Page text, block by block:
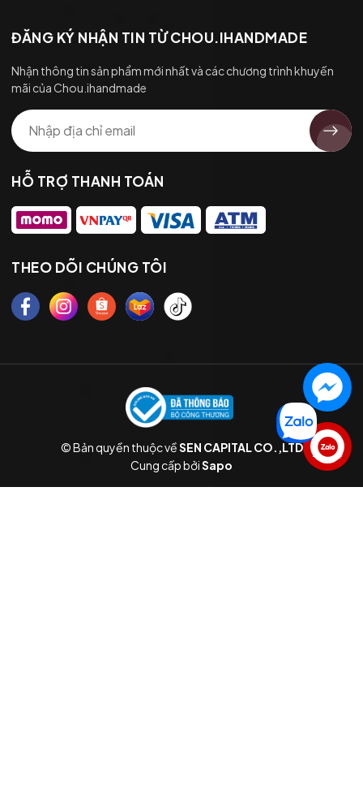
ĐĂNG KÝ NHẬN TIN TỪ CHOU.IHANDMADE
Nhận thông tin sản phẩm mới nhất và các chương trình khuyến
mãi của Chou.ihandmade
HỖ TRỢ THANH TOÁN
THEO DÕI CHÚNG TÔI
© Bản quyền thuộc vềSEN CAPITAL CO.,LTD
Cung cấp bởiSapo
Liên hệ